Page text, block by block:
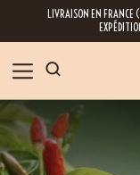
LIVRAISON EN
NOS ÉPICES
INSCRIVEZ-